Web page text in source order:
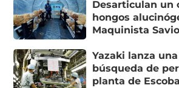
Desarticulan un
hongos
Maquinista Savio
Yazaki lanza
búsqueda de
planta de